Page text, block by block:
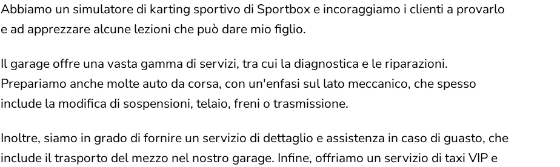
Abbiamo un simulatore di karting sportivo di Sportbox e incoraggiamo i clienti a provarlo
e ad apprezzare alcune lezioni che può dare mio figlio.
Il garage offre una vasta gamma di servizi, tra cui la diagnostica e le riparazioni.
Prepariamo anche molte auto da corsa, con un'enfasi sul lato meccanico, che spesso
include la modifica di sospensioni, telaio, freni o trasmissione.
Inoltre, siamo in grado di fornire un servizio di dettaglio e assistenza in caso di guasto, che
include il trasporto del mezzo nel nostro garage. Infine, offriamo un servizio di taxi VIP e